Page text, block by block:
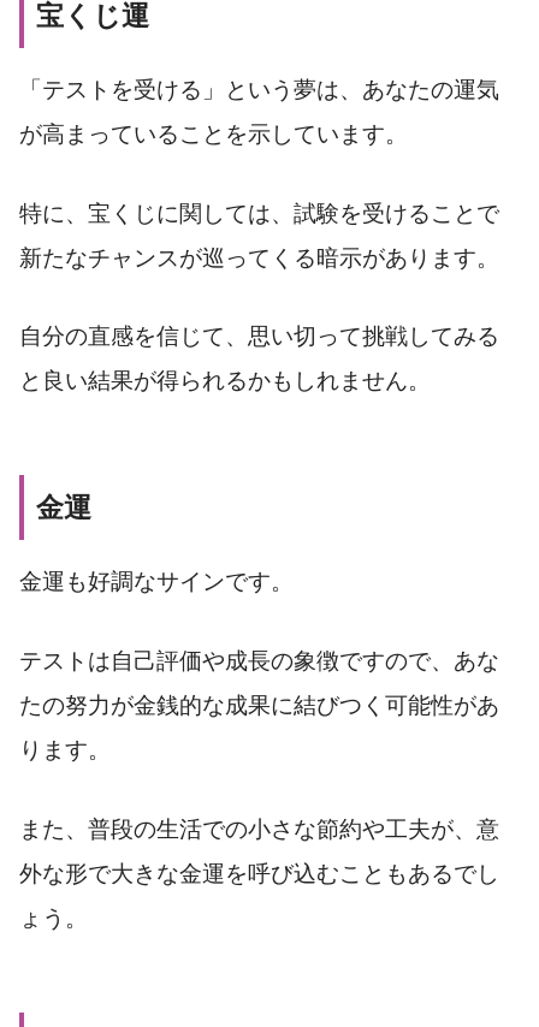
宝くじ運
「テストを受ける」という夢は、あなたの運気
が高まっていることを示しています。
特に、宝くじに関しては、試験を受けることで
新たなチャンスが巡ってくる暗示があります。
自分の直感を信じて、思い切って挑戦してみる
と良い結果が得られるかもしれません。
金運
金運も好調なサインです。
テストは自己評価や成長の象徴ですので、あな
たの努力が金銭的な成果に結びつく可能性があ
ります。
また、普段の生活での小さな節約や工夫が、意
外な形で大きな金運を呼び込むこともあるでし
ょう。